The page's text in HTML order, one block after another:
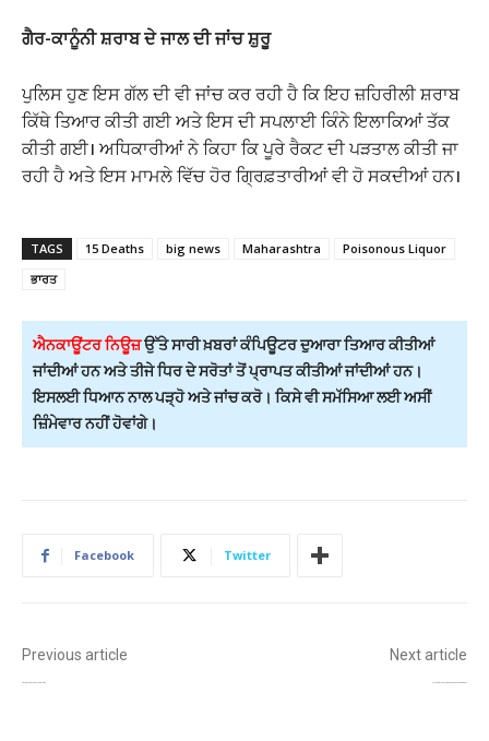
ਗੈਰ-ਕਾਨੂੰਨੀ ਸ਼ਰਾਬ ਦੇ ਜਾਲ ਦੀ ਜਾਂਚ ਸ਼ੁਰੂ
ਪੁਲਿਸ ਹੁਣ ਇਸ ਗੱਲ ਦੀ ਵੀ ਜਾਂਚ ਕਰ ਰਹੀ ਹੈ ਕਿ ਇਹ ਜ਼ਹਿਰੀਲੀ ਸ਼ਰਾਬ
ਕਿੱਥੇ ਤਿਆਰ ਕੀਤੀ ਗਈ ਅਤੇ ਇਸ ਦੀ ਸਪਲਾਈ ਕਿੰਨੇ ਇਲਾਕਿਆਂ ਤੱਕ
ਕੀਤੀ ਗਈ। ਅਧਿਕਾਰੀਆਂ ਨੇ ਕਿਹਾ ਕਿ ਪੂਰੇ ਰੈਕਟ ਦੀ ਪੜਤਾਲ ਕੀਤੀ ਜਾ
ਰਹੀ ਹੈ ਅਤੇ ਇਸ ਮਾਮਲੇ ਵਿੱਚ ਹੋਰ ਗ੍ਰਿਫ਼ਤਾਰੀਆਂ ਵੀ ਹੋ ਸਕਦੀਆਂ ਹਨ।
TAGS 15 Deaths big news Maharashtra
Poisonous Liquor
ਭਾਰਤ
ਐਨਕਾਊਂਟਰ ਨਿਊਜ਼ਉੱਤੇ ਸਾਰੀ ਖ਼ਬਰਾਂ ਕੰਪਿਊਟਰ ਦੁਆਰਾ ਤਿਆਰ ਕੀਤੀਆਂ
ਜਾਂਦੀਆਂ ਹਨ ਅਤੇ ਤੀਜੇ ਧਿਰ ਦੇ ਸਰੋਤਾਂ ਤੋਂ ਪ੍ਰਾਪਤ ਕੀਤੀਆਂ ਜਾਂਦੀਆਂ ਹਨ।
ਇਸਲਈ ਧਿਆਨ ਨਾਲ ਪੜ੍ਹੋ ਅਤੇ ਜਾਂਚ ਕਰੋ। ਕਿਸੇ ਵੀ ਸਮੱਸਿਆ ਲਈ ਅਸੀਂ
ਜ਼ਿੰਮੇਵਾਰ ਨਹੀਂ ਹੋਵਾਂਗੇ।
Facebook Twitter
Previous article Next article